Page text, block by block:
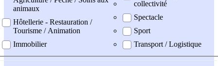
animaux
Hôtellerie - Restauration /
Tourisme / Animation
Immobilier
collectivité
Spectacle
Sport
Transport / Logistique